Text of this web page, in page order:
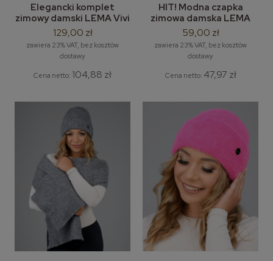
Elegancki komplet
zimowy damski LEMA Vivi
- damska czapka z
pomponem + klasyczny
długi szal
129,00 zł
zawiera 23% VAT, bez kosztów
dostawy
Cena netto: 104,88 zł
HIT! Modna czapka
zimowa damska LEMA
Tanya - wywijana czapka
beanie
59,00 zł
zawiera 23% VAT, bez kosztów
dostawy
Cena netto: 47,97 zł